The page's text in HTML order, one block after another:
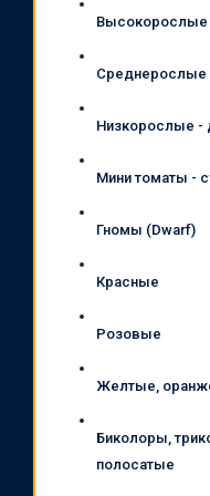
Высокорослые
Среднерослые
Низкорослые -
Мини томаты -
Гномы (Dwarf)
Красные
Розовые
Желтые,
Биколоры,
полосатые